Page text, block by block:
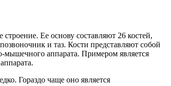
Ее основу составляют 26 костей,
и таз. Кости представляют собой
мышечного аппарата. Примером является
Гораздо чаще оно является